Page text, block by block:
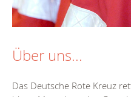
Über uns...
Das Deutsche Rote Kreuz